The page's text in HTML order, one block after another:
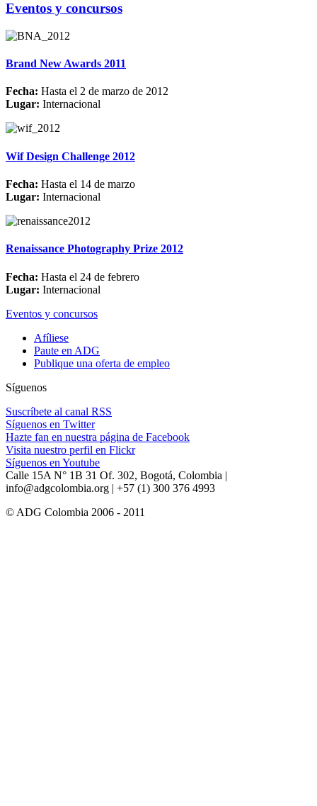
Eventos y concursos
Brand New Awards 2011
Fecha: Hasta el 2 de marzo de 2012
Lugar: Internacional
Wif Design Challenge 2012
Fecha: Hasta el 14 de marzo
Lugar: Internacional
Renaissance Photography Prize 2012
Fecha: Hasta el 24 de febrero
Lugar: Internacional
Eventos y concursos
Afíliese
Paute en ADG
Publique una oferta de empleo
Síguenos
Suscríbete al canal RSS
Síguenos en Twitter
Hazte fan en nuestra página de Facebook
Visita nuestro perfil en Flickr
Síguenos en Youtube
Calle 15A N° 1B 31 Of. 302, Bogotá, Colombia |
info@adgcolombia.org | +57 (1) 300 376 4993
© ADG Colombia 2006 - 2011